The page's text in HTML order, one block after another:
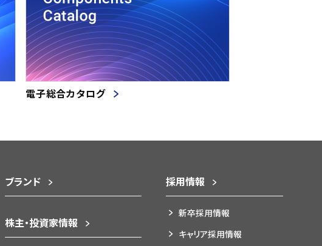
電子総合カタログ
ブランド
株主・投資家情報
採用情報
新卒採用情報
キャリア採用情報